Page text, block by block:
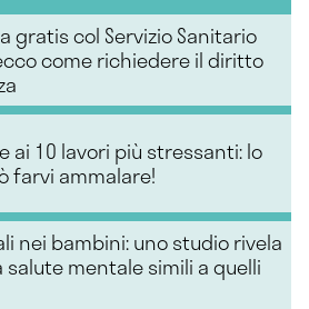
gratis col Servizio Sanitario
come richiedere il diritto
ai 10 lavori più stressanti: lo
farvi ammalare!
nei bambini: uno studio rivela
mentale simili a quelli